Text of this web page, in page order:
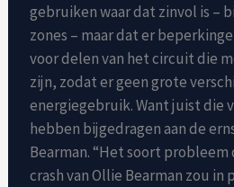
gebruiken waar dat zinvol is –
zones – maar dat er
voor delen van het circuit die
zijn, zodat er geen grote
energiegebruik. Want juist die
hebben bijgedragen aan de
Bearman. “Het soort probleem
crash van Ollie Bearman zou